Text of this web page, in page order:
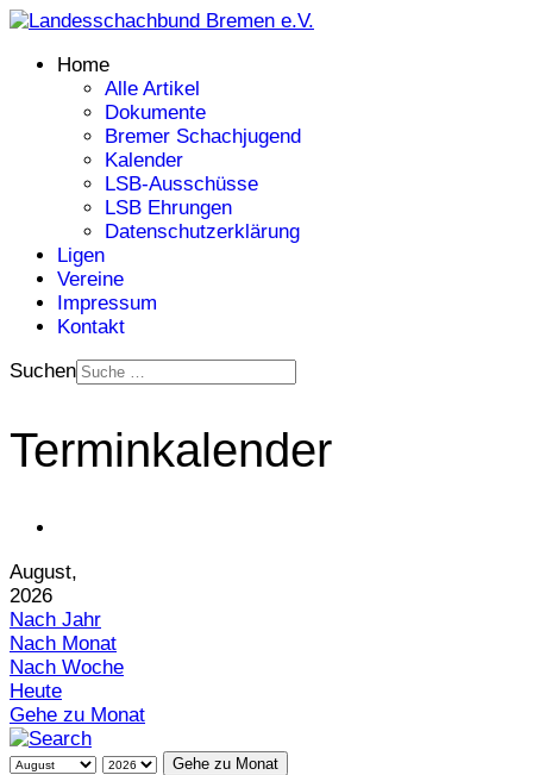
Home
Alle Artikel
Dokumente
Bremer Schachjugend
Kalender
LSB-Ausschüsse
LSB Ehrungen
Datenschutzerklärung
Ligen
Vereine
Impressum
Kontakt
Suchen
Terminkalender
August,
2026
Nach Jahr
Nach Monat
Nach Woche
Heute
Gehe zu Monat
Gehe zu Monat